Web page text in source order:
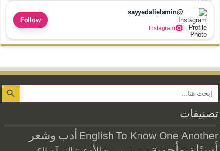
@sayyedalielamin
Instagram
Follow
Search Button
تصنيفات
English To Know One Another أدب وشعر